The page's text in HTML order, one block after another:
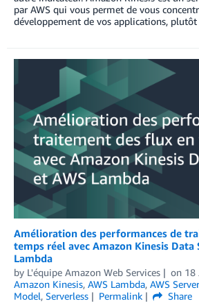
par AWS qui vous permet de vous
développement de vos applications,
Amélioration des performances de
temps réel avec Amazon Kinesis Data
Lambda
by L'équipe Amazon Web Services on 18
Amazon Kinesis, AWS Lambda, AWS
Model, Serverless Permalink
Share